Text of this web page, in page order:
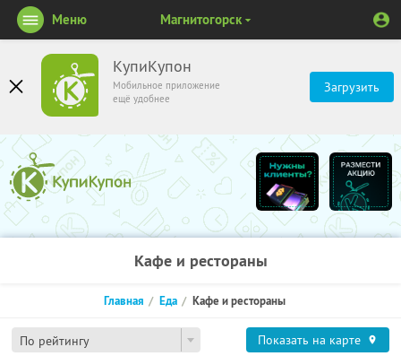
КупиКупон
Мобильное приложение
ещё удобнее
Загрузить
Меню Магнитогорск
Кафе и рестораны
По рейтингу
Главная Еда Кафе и рестораны
Показать на карте